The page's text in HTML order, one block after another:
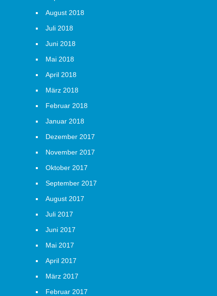
August 2018
Juli 2018
Juni 2018
Mai 2018
April 2018
März 2018
Februar 2018
Januar 2018
Dezember 2017
November 2017
Oktober 2017
September 2017
August 2017
Juli 2017
Juni 2017
Mai 2017
April 2017
März 2017
Februar 2017